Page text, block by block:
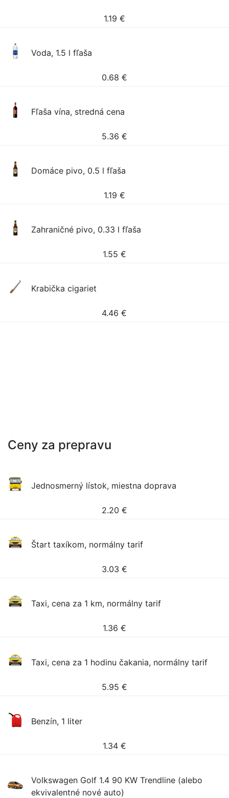
1.19 €
Voda, 1.5 l fľaša
0.68 €
Fľaša vína, stredná cena
5.36 €
Domáce pivo, 0.5 l fľaša
1.19 €
Zahraničné pivo, 0.33 l fľaša
1.55 €
Krabička cigariet
4.46 €
Ceny za prepravu
Jednosmerný lístok, miestna doprava
2.20 €
Štart taxíkom, normálny tarif
3.03 €
Taxi, cena za 1 km, normálny tarif
1.36 €
Taxi, cena za 1 hodinu čakania, normálny tarif
5.95 €
Benzín, 1 liter
1.34 €
Volkswagen Golf 1.4 90 KW Trendline (alebo
ekvivalentné nové auto)